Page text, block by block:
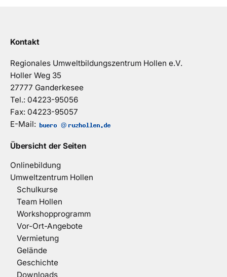
Kontakt
Regionales Umweltbildungszentrum Hollen e.V.
Holler Weg 35
27777 Ganderkesee
Tel.: 04223-95056
Fax: 04223-95057
E-Mail:
@
Übersicht der Seiten
Onlinebildung
Umweltzentrum Hollen
Schulkurse
Team Hollen
Workshopprogramm
Vor-Ort-Angebote
Vermietung
Gelände
Geschichte
Downloads